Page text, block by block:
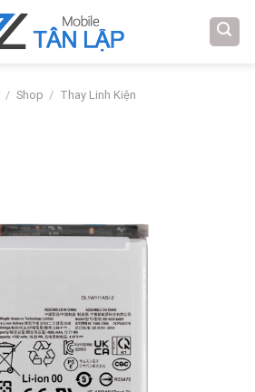
/ Shop / Thay Linh Kiện